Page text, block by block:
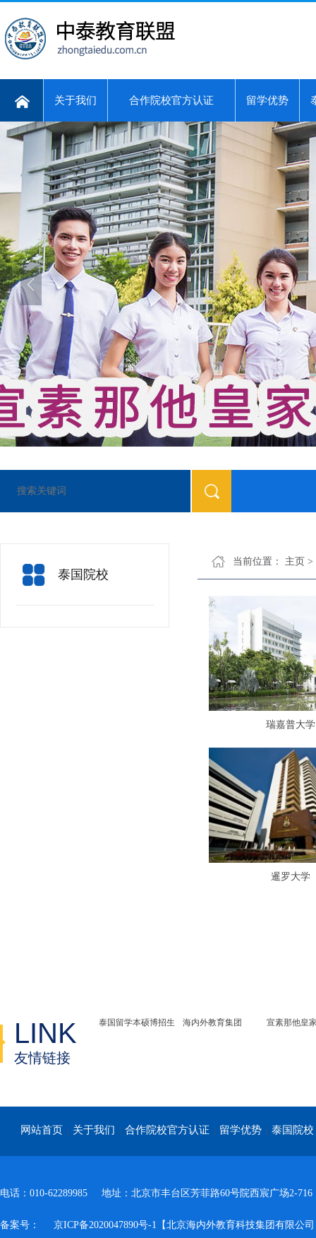
关于我们 合作院校官方认证 留学优势
泰国院校
当前位置： 主页 >
瑞嘉普大学
暹罗大学
LINK
友情链接
泰国留学本硕博招生 海内外教育集团 宣素那他皇
网站首页 关于我们 合作院校官方认证 留学优势 泰国院校
电话：010-62289985 地址：北京市丰台区芳菲路60号院西宸广场2-716
备案号： 京ICP备2020047890号-1【北京海内外教育科技集团有限公